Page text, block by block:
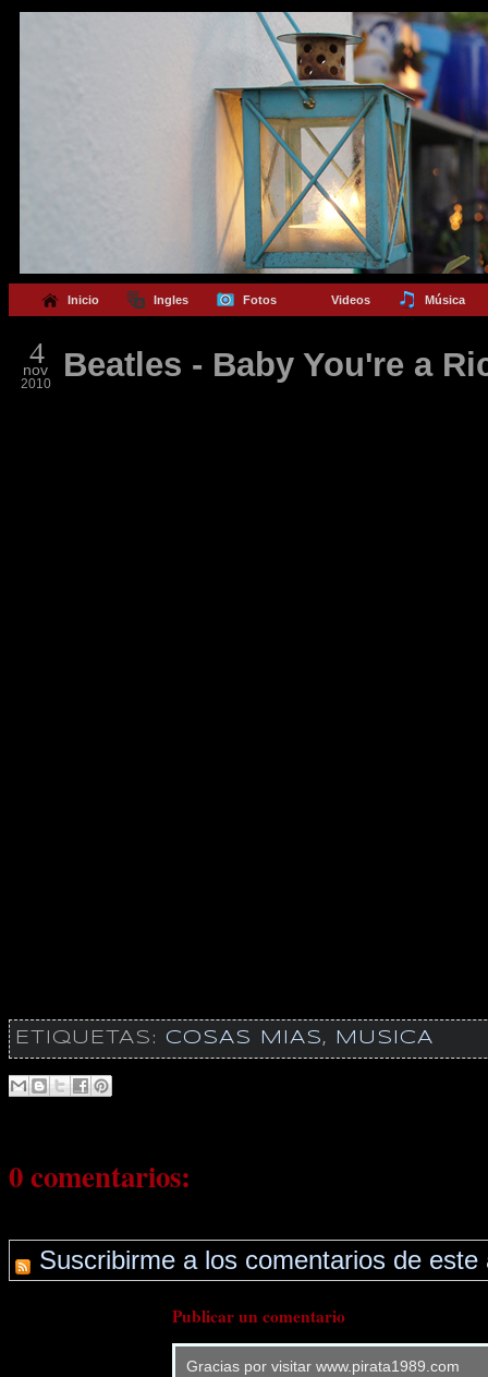
Inicio Ingles Fotos Videos Música
4
nov
2010 Beatles - Baby You're a
ETIQUETAS: COSAS MIAS, MUSICA
0 comentarios:
Suscribirme a los comentarios de este
Publicar un comentario
Gracias por visitar www.pirata1989.com